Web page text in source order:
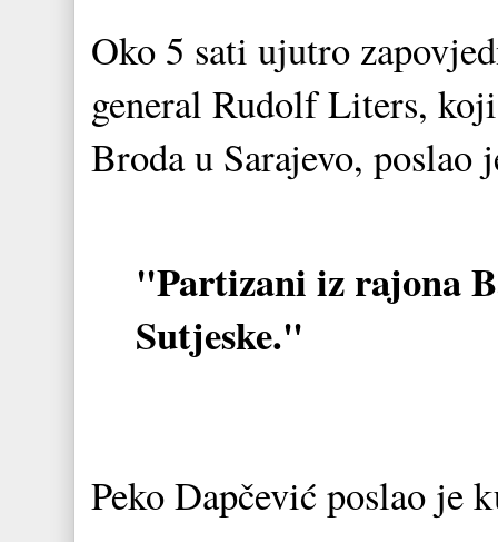
Oko 5 sati ujutro
general Rudolf Liters,
Broda u Sarajevo,
"Partizani iz rajona
Sutjeske."
Peko Dapčević poslao je